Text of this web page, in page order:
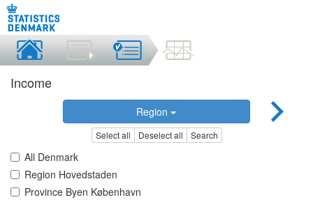
Income
Region
Select all Deselect all Search
All Denmark
Region Hovedstaden
Province Byen København